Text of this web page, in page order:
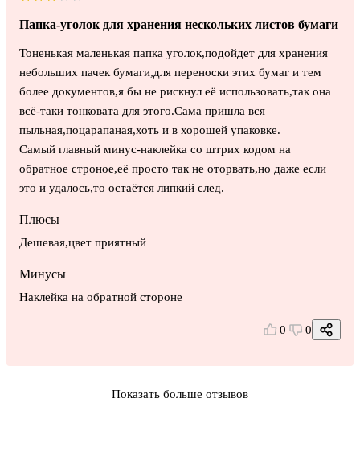
Папка-уголок для хранения нескольких листов бумаги
Тоненькая маленькая папка уголок,подойдет для хранения
небольших пачек бумаги,для переноски этих бумаг и тем
более документов,я бы не рискнул её использовать,так она
всё-таки тонковата для этого.Сама пришла вся
пыльная,поцарапаная,хоть и в хорошей упаковке.
Самый главный минус-наклейка со штрих кодом на
обратное строное,её просто так не оторвать,но даже если
это и удалось,то остаётся липкий след.
Плюсы
Дешевая,цвет приятный
Минусы
Наклейка на обратной стороне
0 0
Показать больше отзывов